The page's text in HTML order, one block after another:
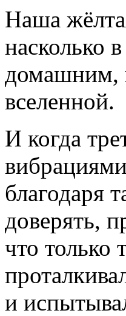
Наша
насколько
домашним,
вселенной.
И когда
благодаря
доверять,
что только
и